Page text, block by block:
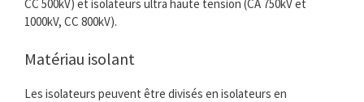
CC 500kV) et isolateurs ultra haute tension (CA 750kV et
1000kV, CC 800kV).
Matériau isolant
Les isolateurs peuvent être divisés en isolateurs en